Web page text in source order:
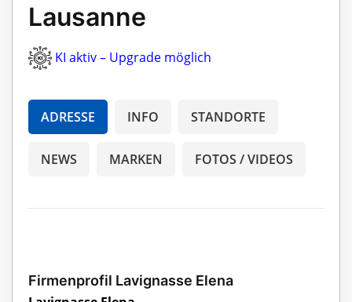
Lausanne
KI aktiv – Upgrade möglich
ADRESSE INFO STANDORTE
NEWS MARKEN FOTOS / VIDEOS
Firmenprofil Lavignasse Elena